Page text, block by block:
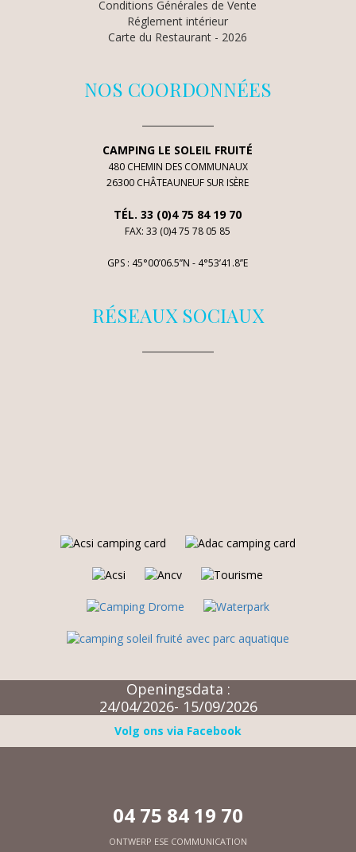
Openingsdata :
24/04/2026- 15/09/2026
Volg ons via Facebook
04 75 84 19 70
ONTWERP ESE COMMUNICATION
Conditions Générales de Vente
Réglement intérieur
Carte du Restaurant - 2026
NOS COORDONNÉES
CAMPING LE SOLEIL FRUITÉ
480 CHEMIN DES COMMUNAUX
26300 CHÂTEAUNEUF SUR ISÈRE
TÉL. 33 (0)4 75 84 19 70
FAX: 33 (0)4 75 78 05 85
GPS : 45°00’06.5’’N - 4°53’41.8’’E
RÉSEAUX SOCIAUX